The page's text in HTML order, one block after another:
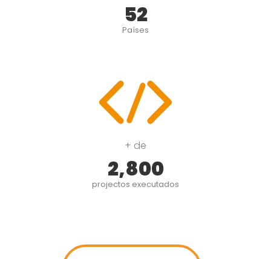
52
Países
+ de
2,800
projectos executados